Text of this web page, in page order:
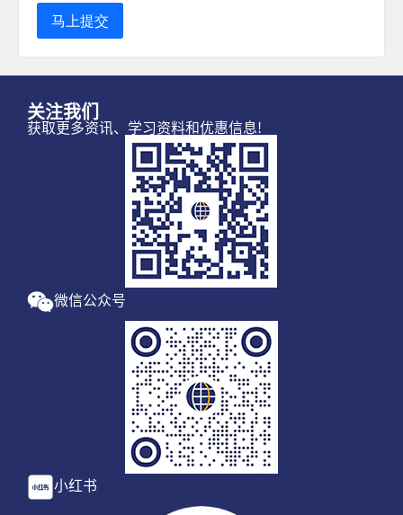
关注我们
获取更多资讯、学习资料和优惠信息!
微信公众号
小红书